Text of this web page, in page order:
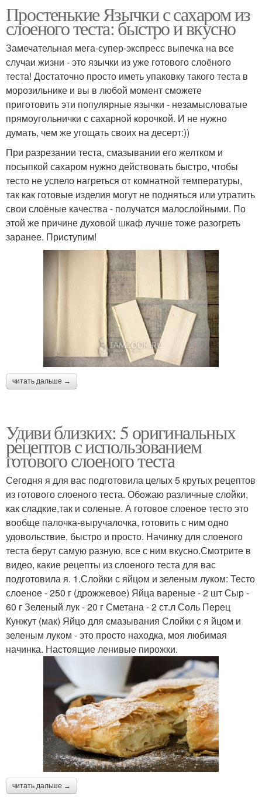
Простенькие Язычки с сахаром из
слоеного теста: быстро и вкусно
Замечательная мега-супер-экспресс выпечка на все
случаи жизни - это язычки из уже готового слоёного
теста! Достаточно просто иметь упаковку такого теста в
морозильнике и вы в любой момент сможете
приготовить эти популярные язычки - незамысловатые
прямоугольнички с сахарной корочкой. И не нужно
думать, чем же угощать своих на десерт:))
При разрезании теста, смазывании его желтком и
посыпкой сахаром нужно действовать быстро, чтобы
тесто не успело нагреться от комнатной температуры,
так как готовые изделия могут не подняться или утратить
свои слоёные качества - получатся малослойными. По
этой же причине духовой шкаф лучше тоже разогреть
заранее. Приступим!
читать дальше →
Удиви близких: 5 оригинальных
рецептов с использованием
готового слоеного теста
Сегодня я для вас подготовила целых 5 крутых рецептов
из готового слоеного теста. Обожаю различные слойки,
как сладкие,так и соленые. А готовое слоеное тесто это
вообще палочка-выручалочка, готовить с ним одно
удовольствие, быстро и просто. Начинку для слоеного
теста берут самую разную, все с ним вкусно.Смотрите в
видео, какие рецепты из слоеного теста для вас
подготовила я. 1.Слойки с яйцом и зеленым луком: Тесто
слоеное - 250 г (дрожжевое) Яйца вареные - 2 шт Сыр -
60 г Зеленый лук - 20 г Сметана - 2 ст.л Соль Перец
Кунжут (мак) Яйцо для смазывания Слойки с я йцом и
зеленым луком - это просто находка, моя любимая
начинка. Настоящие ленивые пирожки.
читать дальше →